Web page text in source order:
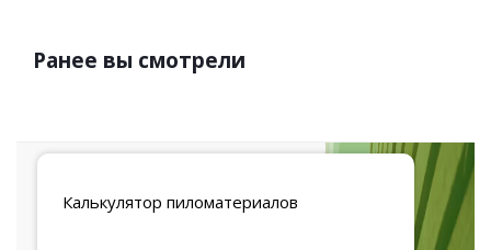
Ранее вы смотрели
Калькулятор пиломатериалов